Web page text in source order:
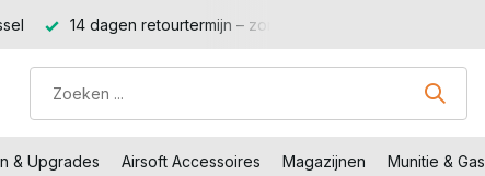
14 dagen retourtermijn – zonder gedoe, zonder stress.
& Upgrades Airsoft Accessoires Magazijnen Munitie & Gas